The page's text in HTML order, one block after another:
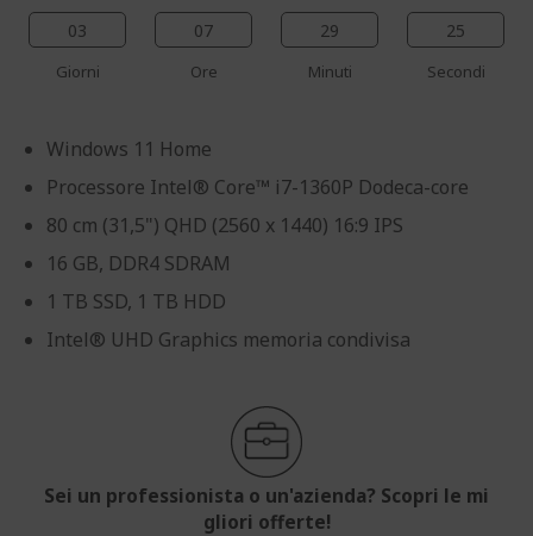
03
Giorni
07
Ore
29
Minuti
24
Secondi
Windows 11 Home
Processore Intel® Core™ i7-1360P Dodeca-core
80 cm (31,5") QHD (2560 x 1440) 16:9 IPS
16 GB, DDR4 SDRAM
1 TB SSD, 1 TB HDD
Intel® UHD Graphics memoria condivisa
Sei un professionista o un'azienda? Scopri le mi
gliori offerte!